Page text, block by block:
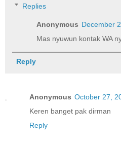
Replies
Anonymous December
Mas nyuwun kontak WA
Reply
Anonymous October 27,
Keren banget pak dirman
Reply